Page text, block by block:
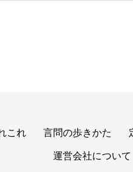
これ 言問の歩きかた
運営会社について